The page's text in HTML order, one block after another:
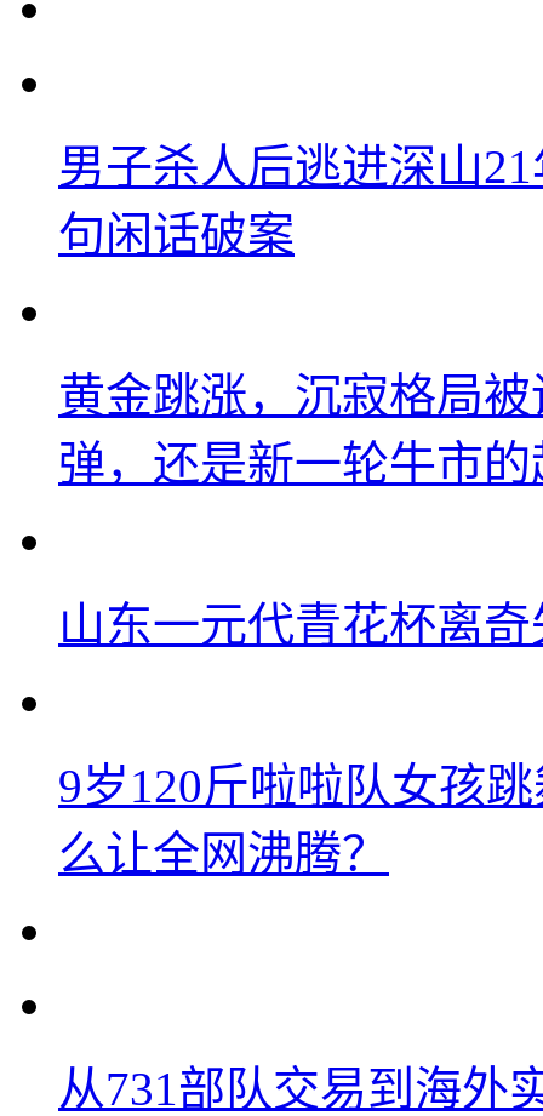
男子杀人后逃进深山
句闲话破案
黄金跳涨，沉寂格局
弹，还是新一轮牛市
山东一元代青花杯离
9岁120斤啦啦队女孩
么让全网沸腾？
从731部队交易到海外